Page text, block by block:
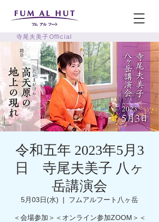
寺尾夫美子Official
令和五年 2023年5月3
日 寺尾夫美子 八ヶ
岳講演会
5月03日(水)
  |
フムアルフート八ヶ岳
＜会場参加＞＜オンライン参加ZOOM＞＜